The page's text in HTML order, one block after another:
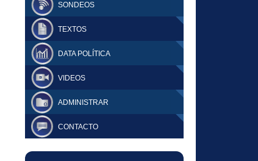
SONDEOS
TEXTOS
DATA POLÍTICA
VIDEOS
ADMINISTRAR
CONTACTO